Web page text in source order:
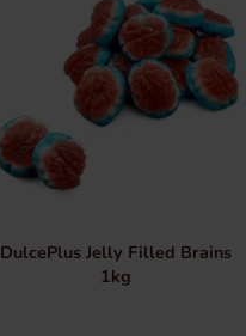
DulcePlus Jelly Filled Brains
1kg